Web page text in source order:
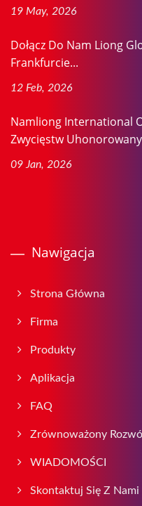
19 May, 2026
Dołącz Do Nam Liong
Frankfurcie...
12 Feb, 2026
Namliong International
Zwycięstw
09 Jan, 2026
Nawigacja
Strona Główna
Firma
Produkty
Aplikacja
FAQ
Zrównoważony
WIADOMOŚCI
Skontaktuj Się Z Nami